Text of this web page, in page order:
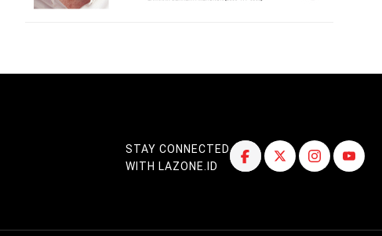
STAY CONNECTED
WITH LAZONE.ID